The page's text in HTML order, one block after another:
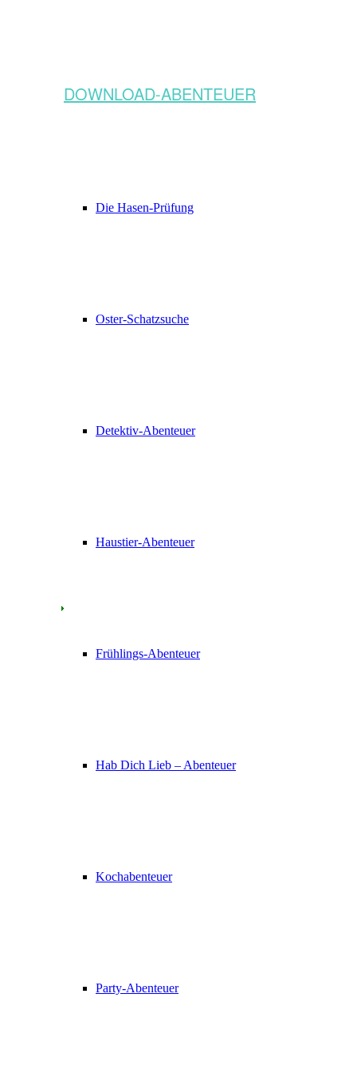
DOWNLOAD-ABENTEUER
Die Hasen-Prüfung
Oster-Schatzsuche
Detektiv-Abenteuer
Haustier-Abenteuer
Frühlings-Abenteuer
Hab Dich Lieb – Abenteuer
Kochabenteuer
Party-Abenteuer